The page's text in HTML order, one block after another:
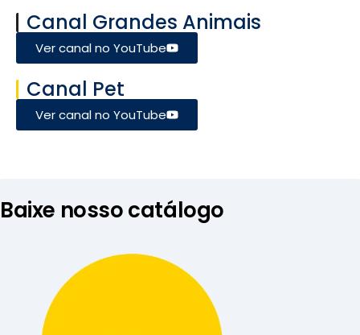
Canal Grandes Animais
Ver canal no YouTube
Canal Pet
Ver canal no YouTube
Baixe nosso catálogo